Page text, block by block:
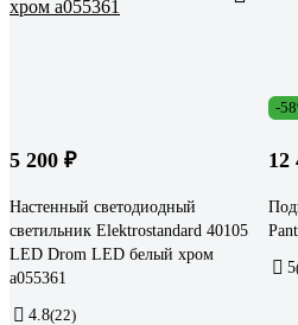
5 200 ₽
Настенный светодиодный
светильник Elektrostandard 40105
LED Drom LED белый хром
a055361
4.8(22)
-
12
5